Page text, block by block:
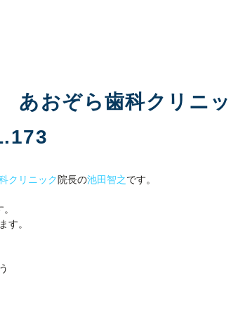
おぞら歯科クリニッ
クリニック 院長の池田智之です。
す。